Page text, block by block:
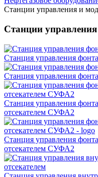
Станции управления и
Станции
Станция управления
Станция управления
Станция управления
отсекателем СУФА2
Станция управления
отсекателем СУФА2